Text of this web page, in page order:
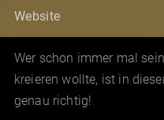
Website
Wer schon immer mal
kreieren wollte, ist in
genau richtig!